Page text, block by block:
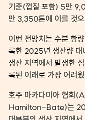
기준(껍질 포함) 5만
만 3,350톤에 이를 것
이번 전망치는 수분 함
록한 2025년 생산량 대
생산 지역에서 발생한
록된 이래로 가장 어려
호주 마카다미아 협회
Hamilton-Bate)는